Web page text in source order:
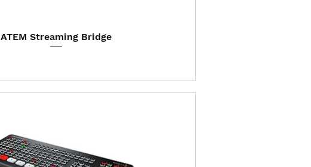
Visualização rápida
ATEM Streaming Bridge